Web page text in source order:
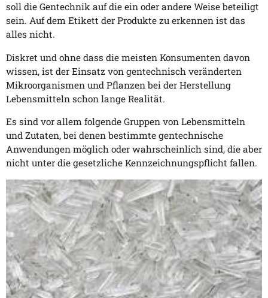
soll die Gentechnik auf die ein oder andere Weise beteiligt
sein. Auf dem Etikett der Produkte zu erkennen ist das
alles nicht.
Diskret und ohne dass die meisten Konsumenten davon
wissen, ist der Einsatz von gentechnisch veränderten
Mikroorganismen und Pflanzen bei der Herstellung
Lebensmitteln schon lange Realität.
Es sind vor allem folgende Gruppen von Lebensmitteln
und Zutaten, bei denen bestimmte gentechnische
Anwendungen möglich oder wahrscheinlich sind, die aber
nicht unter die gesetzliche Kennzeichnungspflicht fallen.